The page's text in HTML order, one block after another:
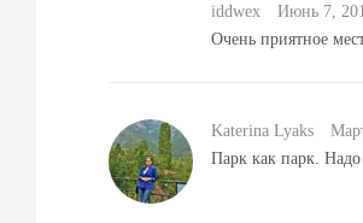
iddwex
Июнь 7,
Очень приятное
Katerina Lyaks
Парк как парк.